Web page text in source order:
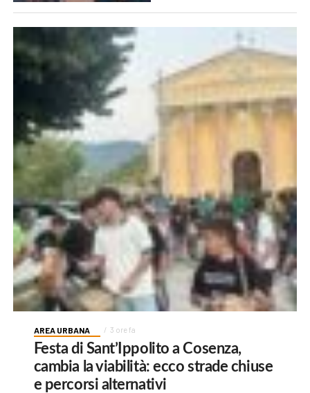
AREA URBANA 3 ore fa
Festa di Sant’Ippolito a Cosenza,
cambia la viabilità: ecco strade chiuse
e percorsi alternativi